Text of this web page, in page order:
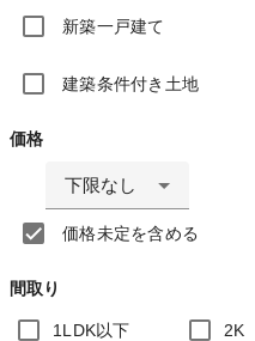
新築一戸建て
建築条件付き土地
価格
下限なし
価格未定を含める
間取り
1LDK以下 2K